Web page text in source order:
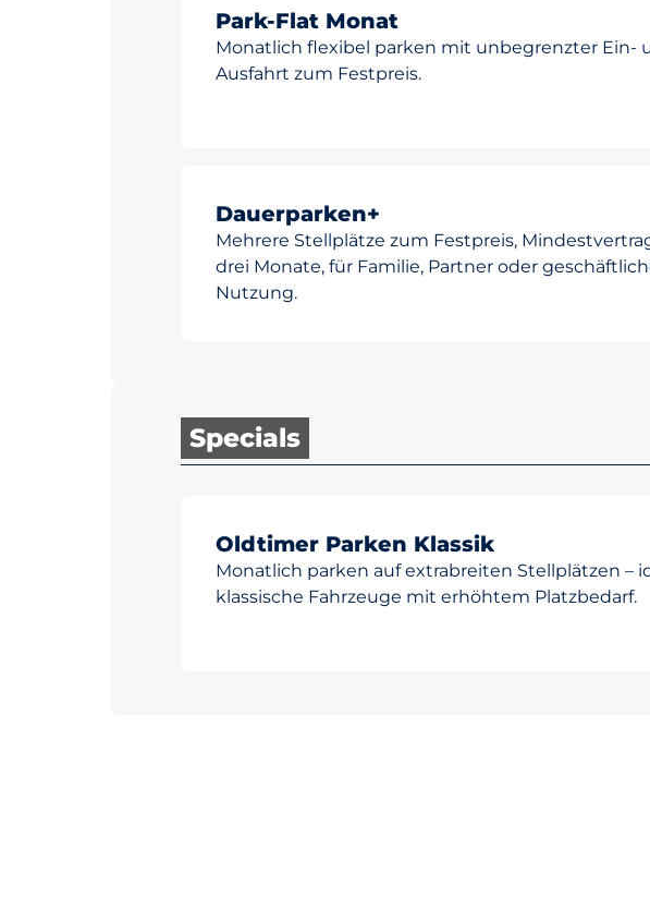
Park-Flat Monat
Monatlich flexibel parken mit unbegrenzter Ein-
Ausfahrt zum Festpreis.
Dauerparken+
Mehrere Stellplätze zum Festpreis,
drei Monate, für Familie, Partner oder
Nutzung.
Specials
Oldtimer Parken Klassik
Monatlich parken auf extrabreiten Stellplätzen –
klassische Fahrzeuge mit erhöhtem Platzbedarf.